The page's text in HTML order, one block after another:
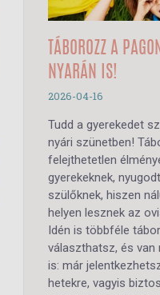
TÁBOROZZ A
NYARÁN IS!
2026-04-16
Tudd a gyerekedet
nyári szünetben!
felejthetetlen
gyerekeknek,
szülőknek, hiszen
helyen lesznek az
Idén is többféle
választhatsz, és van
is: már
hetekre, vagyis